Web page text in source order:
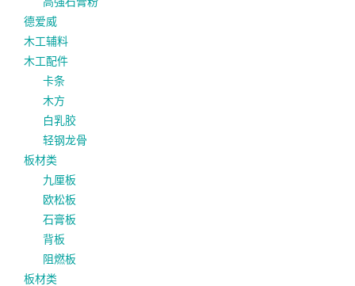
德爱威
木工辅料
木工配件
卡条
木方
白乳胶
轻钢龙骨
板材类
九厘板
欧松板
石膏板
背板
阻燃板
板材类